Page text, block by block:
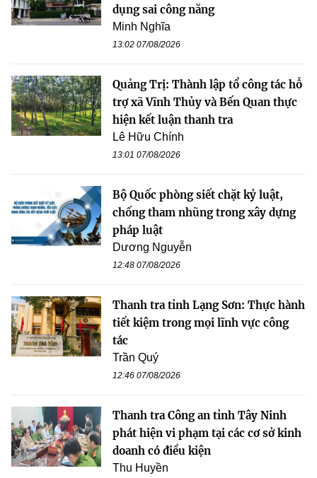
dụng sai công năng
Minh Nghĩa
13:02 07/08/2026
Quảng Trị: Thành lập tổ công tác hỗ
trợ xã Vĩnh Thủy và Bến Quan thực
hiện kết luận thanh tra
Lê Hữu Chính
13:01 07/08/2026
Bộ Quốc phòng siết chặt kỷ luật,
chống tham nhũng trong xây dựng
pháp luật
Dương Nguyễn
12:48 07/08/2026
Thanh tra tỉnh Lạng Sơn: Thực hành
tiết kiệm trong mọi lĩnh vực công
tác
Trần Quý
12:46 07/08/2026
Thanh tra Công an tỉnh Tây Ninh
phát hiện vi phạm tại các cơ sở kinh
doanh có điều kiện
Thu Huyền